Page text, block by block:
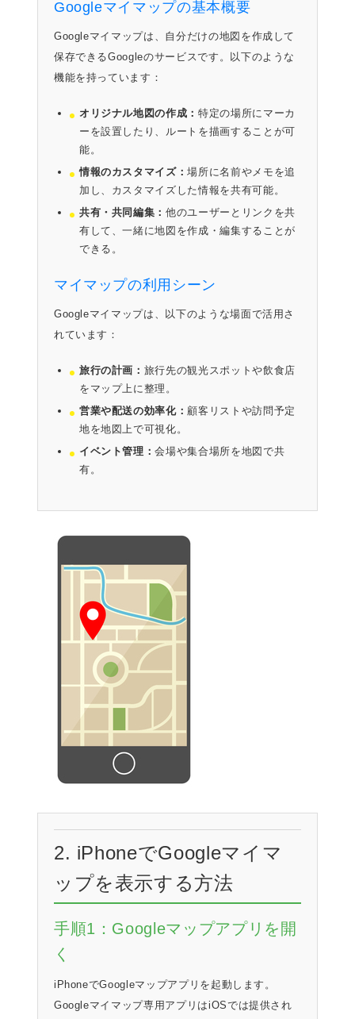
Googleマイマップの基本概要
Googleマイマップは、自分だけの地図を作成して
保存できるGoogleのサービスです。以下のような
機能を持っています：
オリジナル地図の作成：特定の場所にマーカ
ーを設置したり、ルートを描画することが可
能。
情報のカスタマイズ：場所に名前やメモを追
加し、カスタマイズした情報を共有可能。
共有・共同編集：他のユーザーとリンクを共
有して、一緒に地図を作成・編集することが
できる。
マイマップの利用シーン
Googleマイマップは、以下のような場面で活用さ
れています：
旅行の計画： 旅行先の観光スポットや飲食店
をマップ上に整理。
営業や配送の効率化：顧客リストや訪問予定
地を地図上で可視化。
イベント管理：会場や集合場所を地図で共
有。
2. iPhoneでGoogleマイマ
ップを表示する方法
手順1：Googleマップアプリを開
く
iPhoneでGoogleマップアプリを起動します。
Googleマイマップ専用アプリはiOSでは提供され